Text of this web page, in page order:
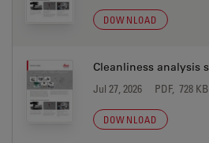
DOWNLOAD
Cleanliness analysis
Jul 27, 2026 PDF, 728 KB
DOWNLOAD